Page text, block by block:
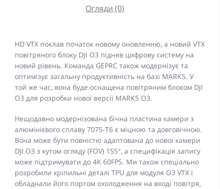
Огляди (0)
HD VTX поклав початок новому оновленню, а новий VTX
повітряного блоку DJI O3 підняв цифрову систему на
новий рівень. Команда GEPRC також модернізує та
оптимізує загальну продуктивність на базі MARK5. У
той же час, вона буде оснащена повітряним блоком DJI
O3 для розробки нової версії MARK5 O3.
Нещодавно модернізована бічна пластина камери з
алюмінієвого сплаву 7075-T6 є міцною та довговічною.
Вона може бути повністю адаптована до нової камери
DJI O3 з кутом огляду (FOV) 155°, а специфікація запису
може підтримувати до 4K 60FPS. Ми також спеціально
розробили кріпильні деталі TPU для модуля O3 VTX і
обладнали його портом охолодження на вході повітря,